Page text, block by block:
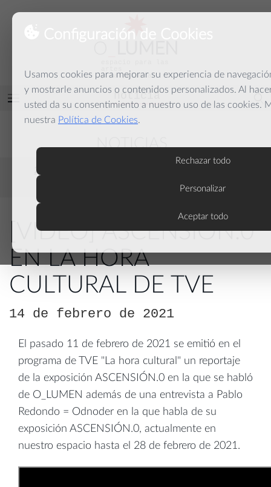
Configuración de Cookies
Usamos cookies para mejorar su experiencia de
y mostrarle anuncios o contenidos personalizados. Al
usted da su consentimiento a nuestro uso de las cookies.
nuestra Política de Cookies.
Rechazar todo
Personalizar
Aceptar todo
y la palabra
noticia
NOTICIAS
2026
2018
[VIDEO] ASCENSIÓN.0
EN LA HORA
CULTURAL DE TVE
14 de febrero de 2021
El pasado 11 de febrero de 2021 se emitió en el
programa de TVE "La hora cultural" un reportaje
de la exposición ASCENSIÓN.0 en la que se habló
de O_LUMEN además de una entrevista a Pablo
Redondo = Odnoder en la que habla de su
exposición ASCENSIÓN.0, actualmente en
nuestro espacio hasta el 28 de febrero de 2021.